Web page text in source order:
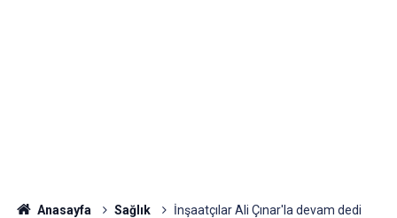
Anasayfa Sağlık İnşaatçılar Ali Çınar'la devam dedi